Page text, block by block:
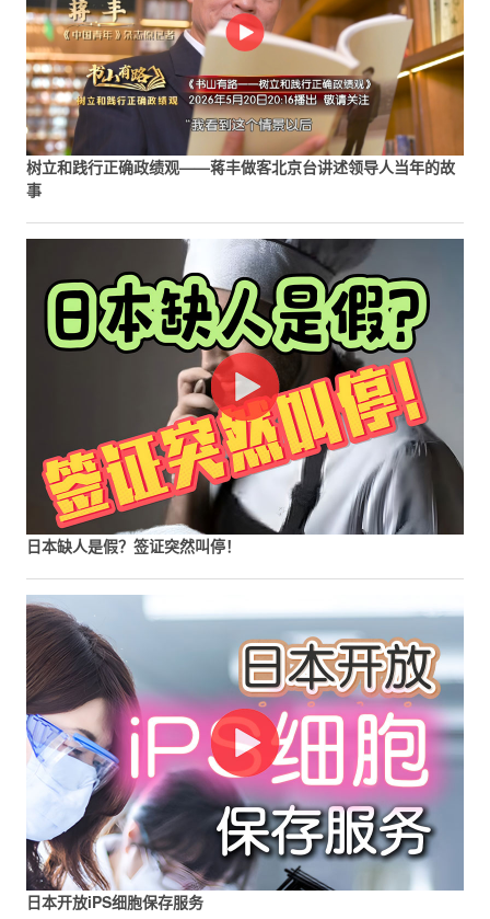
树立和践行正确政绩观——蒋丰做客北京台讲述领导人当年的故
事
日本缺人是假？签证突然叫停！
日本开放iPS细胞保存服务